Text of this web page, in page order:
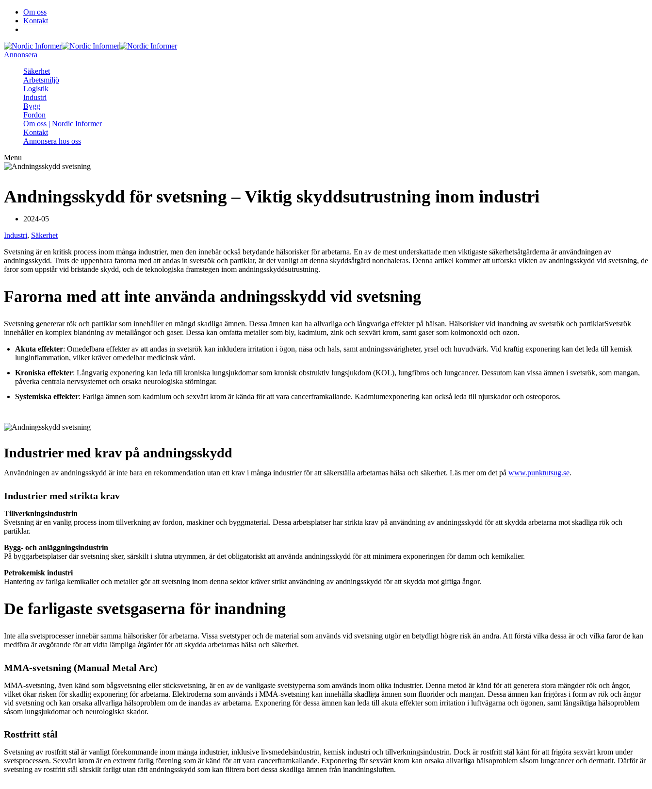
Om oss
Kontakt
Annonsera
Säkerhet
Arbetsmiljö
Logistik
Industri
Bygg
Fordon
Om oss | Nordic Informer
Kontakt
Annonsera hos oss
Menu
Andningsskydd för svetsning – Viktig skyddsutrustning inom industri
2024-05
Industri, Säkerhet
Svetsning är en kritisk process inom många industrier, men den innebär också betydande hälsorisker för arbetarna. En av de mest underskattade men viktigaste säkerhetsåtgärderna är användningen av
andningsskydd. Trots de uppenbara farorna med att andas in svetsrök och partiklar, är det vanligt att denna skyddsåtgärd nonchaleras. Denna artikel kommer att utforska vikten av andningsskydd vid svetsning, de
faror som uppstår vid bristande skydd, och de teknologiska framstegen inom andningsskyddsutrustning.
Farorna med att inte använda andningsskydd vid svetsning
Svetsning genererar rök och partiklar som innehåller en mängd skadliga ämnen. Dessa ämnen kan ha allvarliga och långvariga effekter på hälsan. Hälsorisker vid inandning av svetsrök och partiklarSvetsrök
innehåller en komplex blandning av metallångor och gaser. Dessa kan omfatta metaller som bly, kadmium, zink och sexvärt krom, samt gaser som kolmonoxid och ozon.
Akuta effekter: Omedelbara effekter av att andas in svetsrök kan inkludera irritation i ögon, näsa och hals, samt andningssvårigheter, yrsel och huvudvärk. Vid kraftig exponering kan det leda till kemisk
lunginflammation, vilket kräver omedelbar medicinsk vård.
Kroniska effekter: Långvarig exponering kan leda till kroniska lungsjukdomar som kronisk obstruktiv lungsjukdom (KOL), lungfibros och lungcancer. Dessutom kan vissa ämnen i svetsrök, som mangan,
påverka centrala nervsystemet och orsaka neurologiska störningar.
Systemiska effekter: Farliga ämnen som kadmium och sexvärt krom är kända för att vara cancerframkallande. Kadmiumexponering kan också leda till njurskador och osteoporos.
Industrier med krav på andningsskydd
Användningen av andningsskydd är inte bara en rekommendation utan ett krav i många industrier för att säkerställa arbetarnas hälsa och säkerhet. Läs mer om det på www.punktutsug.se.
Industrier med strikta krav
Tillverkningsindustrin
Svetsning är en vanlig process inom tillverkning av fordon, maskiner och byggmaterial. Dessa arbetsplatser har strikta krav på användning av andningsskydd för att skydda arbetarna mot skadliga rök och
partiklar.
Bygg- och anläggningsindustrin
På byggarbetsplatser där svetsning sker, särskilt i slutna utrymmen, är det obligatoriskt att använda andningsskydd för att minimera exponeringen för damm och kemikalier.
Petrokemisk industri
Hantering av farliga kemikalier och metaller gör att svetsning inom denna sektor kräver strikt användning av andningsskydd för att skydda mot giftiga ångor.
De farligaste svetsgaserna för inandning
Inte alla svetsprocesser innebär samma hälsorisker för arbetarna. Vissa svetstyper och de material som används vid svetsning utgör en betydligt högre risk än andra. Att förstå vilka dessa är och vilka faror de kan
medföra är avgörande för att vidta lämpliga åtgärder för att skydda arbetarnas hälsa och säkerhet.
MMA-svetsning (Manual Metal Arc)
MMA-svetsning, även känd som bågsvetsning eller sticksvetsning, är en av de vanligaste svetstyperna som används inom olika industrier. Denna metod är känd för att generera stora mängder rök och ångor,
vilket ökar risken för skadlig exponering för arbetarna. Elektroderna som används i MMA-svetsning kan innehålla skadliga ämnen som fluorider och mangan. Dessa ämnen kan frigöras i form av rök och ångor
vid svetsning och kan orsaka allvarliga hälsoproblem om de inandas av arbetarna. Exponering för dessa ämnen kan leda till akuta effekter som irritation i luftvägarna och ögonen, samt långsiktiga hälsoproblem
såsom lungsjukdomar och neurologiska skador.
Rostfritt stål
Svetsning av rostfritt stål är vanligt förekommande inom många industrier, inklusive livsmedelsindustrin, kemisk industri och tillverkningsindustrin. Dock är rostfritt stål känt för att frigöra sexvärt krom under
svetsprocessen. Sexvärt krom är en extremt farlig förening som är känd för att vara cancerframkallande. Exponering för sexvärt krom kan orsaka allvarliga hälsoproblem såsom lungcancer och dermatit. Därför är
svetsning av rostfritt stål särskilt farligt utan rätt andningsskydd som kan filtrera bort dessa skadliga ämnen från inandningsluften.